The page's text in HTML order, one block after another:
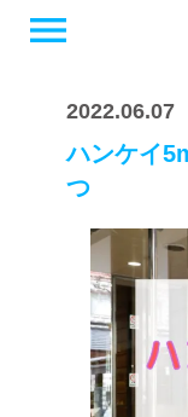
menu
2022.06.07
ハンケイ
つ